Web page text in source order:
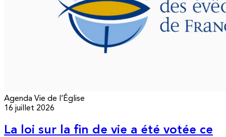
Agenda Vie de l’Église
16 juillet 2026
La loi sur la fin de vie a été votée ce